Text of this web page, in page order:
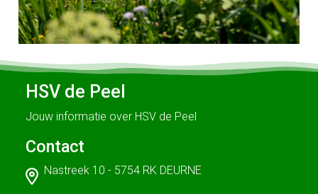
HSV de Peel
Jouw informatie over HSV de Peel
Contact
Nastreek 10 - 5754 RK DEURNE